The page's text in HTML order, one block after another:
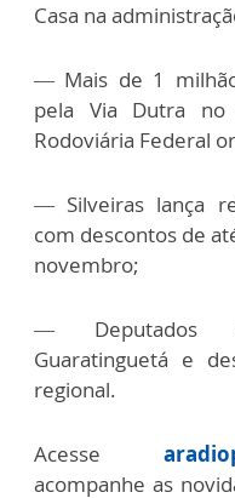
Casa na
— Mais de 1
pela Via Dutra no
Rodoviária Federal
— Silveiras lança
com descontos de
novembro;
—
Guaratinguetá e
regional.
Acesse
acompanhe as